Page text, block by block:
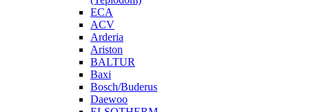
ECA
ACV
Arderia
Ariston
BALTUR
Baxi
Bosch/Buderus
Daewoo